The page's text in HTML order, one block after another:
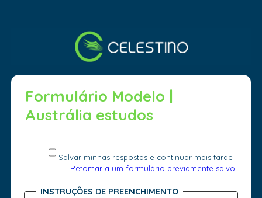
Formulário Modelo |
Austrália estudos
Salvar minhas respostas e continuar mais tarde |
Retomar a um formulário previamente salvo.
INSTRUÇÕES DE PREENCHIMENTO